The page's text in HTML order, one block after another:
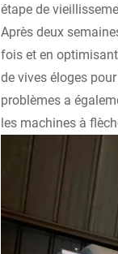
étape de
Après deux
fois et en
de vives éloges
problèmes a
les machines à